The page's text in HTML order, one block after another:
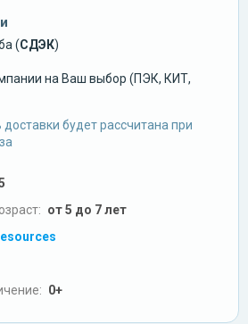
(СДЭК)
на Ваш выбор (ПЭК, КИТ,
будет рассчитана при
от 5 до 7 лет
0+